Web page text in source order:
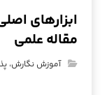
ابزارهای
مقاله علمی
آموزش نگارش،